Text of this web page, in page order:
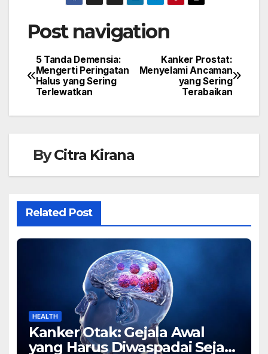
Post navigation
Kanker Prostat:
Menyelami Ancaman
yang Sering
Terabaikan
5 Tanda Demensia:
Mengerti Peringatan
Halus yang Sering
Terlewatkan
ByCitra Kirana
Related Post
HEALTH
Kanker Otak: Gejala Awal
yang Harus Diwaspadai Sejak